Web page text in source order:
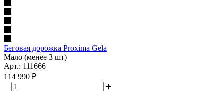
Беговая дорожка Proxima Gela
Мало (менее 3 шт)
Арт.: 111666
114 990 ₽